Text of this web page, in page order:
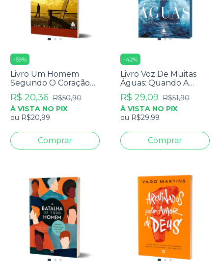
-59%
Livro Um Homem
Segundo O Coração
De Deus - Jim George
R$ 20,36 R$50,90
À VISTA NO PIX
ou R$20,99
-42%
Livro Voz De Muitas
Águas: Quando A
Palavra De Deus Fala
Mais Alto - Luciano
Subirá
R$ 29,09 R$51,90
À VISTA NO PIX
ou R$29,99